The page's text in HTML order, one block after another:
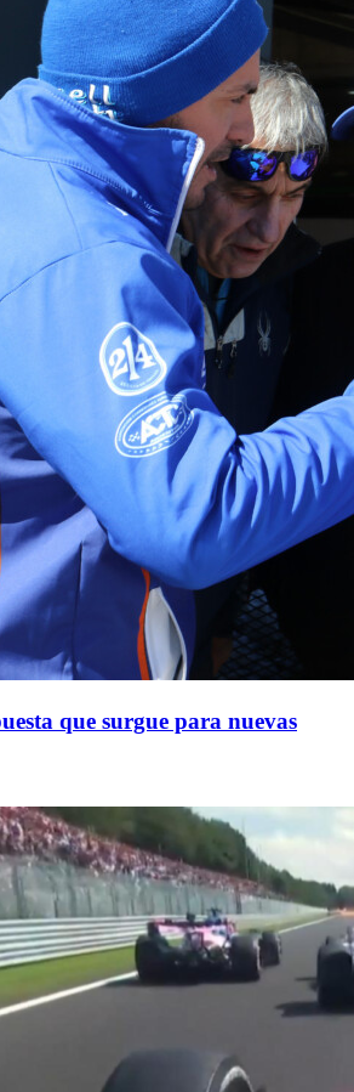
que surgue para nuevas